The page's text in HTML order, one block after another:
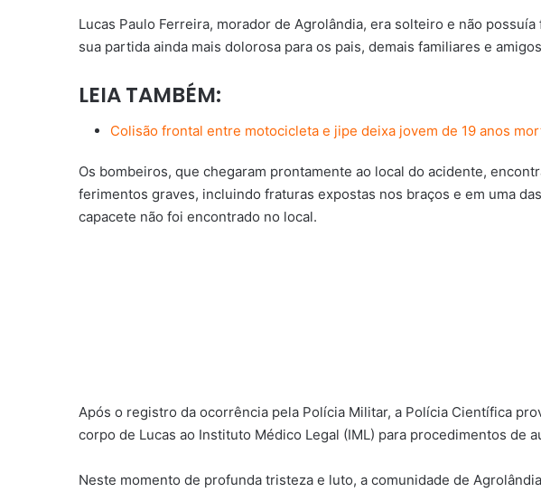
Lucas Paulo Ferreira, morador de Agrolândia, era solteiro e não
sua partida ainda mais dolorosa para os pais, demais familiares e
LEIA TAMBÉM:
Colisão frontal entre motocicleta e jipe deixa jovem de 19 anos
Os bombeiros, que chegaram prontamente ao local do acidente,
ferimentos graves, incluindo fraturas expostas nos braços e em uma
capacete não foi encontrado no local.
Após o registro da ocorrência pela Polícia Militar, a Polícia Científica
corpo de Lucas ao Instituto Médico Legal (IML) para procedimentos de
Neste momento de profunda tristeza e luto, a comunidade de